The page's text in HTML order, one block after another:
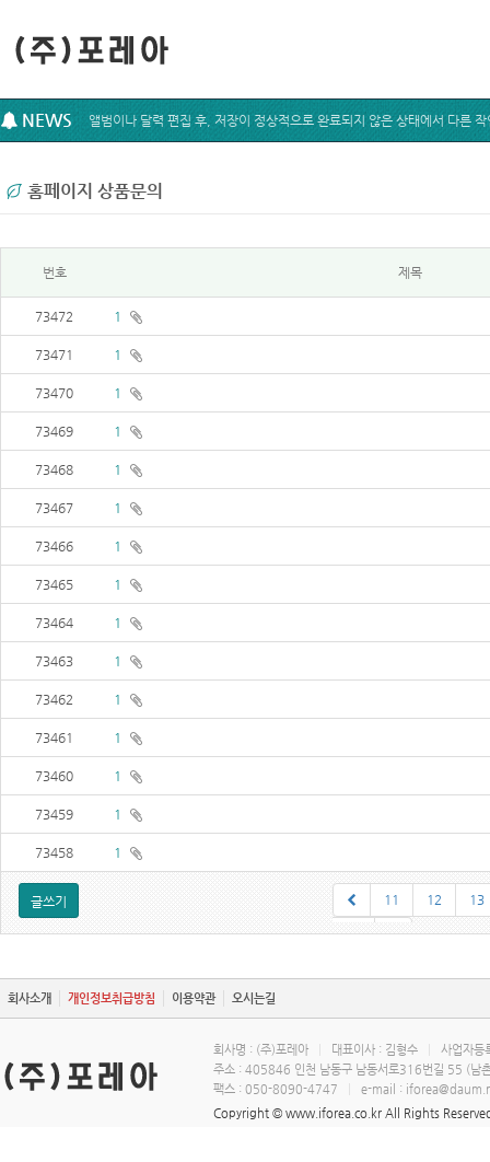
NEWS
홈페이지 상품문의
번호 제목
73472 1
73471 1
73470 1
73469 1
73468 1
73467 1
73466 1
73465 1
73464 1
73463 1
73462 1
73461 1
73460 1
73459 1
73458 1
글쓰기 11 12 13
20
회사소개 개인정보취급방침 이용약관 오시는길
회사명 : (주)포레아 대표이사 : 김형수
사업자
주소 : 405846 인천 남동구 남동서로316번길 55 (남
팩스 : 050-8090-4747
e-mail :
Copyright © www.iforea.co.kr All Rights